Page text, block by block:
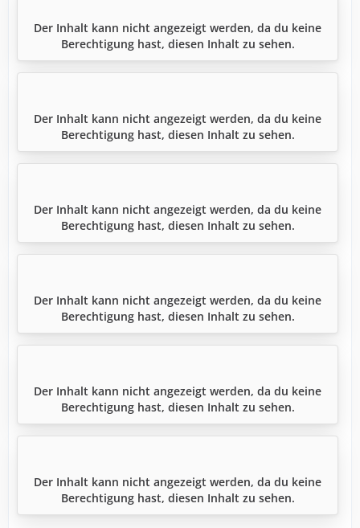
Der Inhalt kann nicht angezeigt werden, da du keine
Berechtigung hast, diesen Inhalt zu sehen.
Der Inhalt kann nicht angezeigt werden, da du keine
Berechtigung hast, diesen Inhalt zu sehen.
Der Inhalt kann nicht angezeigt werden, da du keine
Berechtigung hast, diesen Inhalt zu sehen.
Der Inhalt kann nicht angezeigt werden, da du keine
Berechtigung hast, diesen Inhalt zu sehen.
Der Inhalt kann nicht angezeigt werden, da du keine
Berechtigung hast, diesen Inhalt zu sehen.
Der Inhalt kann nicht angezeigt werden, da du keine
Berechtigung hast, diesen Inhalt zu sehen.